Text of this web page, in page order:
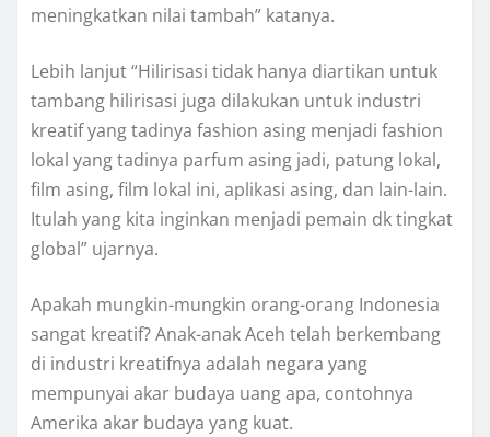
meningkatkan nilai tambah” katanya.
Lebih lanjut “Hilirisasi tidak hanya diartikan untuk
tambang hilirisasi juga dilakukan untuk industri
kreatif yang tadinya fashion asing menjadi fashion
lokal yang tadinya parfum asing jadi, patung lokal,
film asing, film lokal ini, aplikasi asing, dan lain-lain.
Itulah yang kita inginkan menjadi pemain dk tingkat
global” ujarnya.
Apakah mungkin-mungkin orang-orang Indonesia
sangat kreatif? Anak-anak Aceh telah berkembang
di industri kreatifnya adalah negara yang
mempunyai akar budaya uang apa, contohnya
Amerika akar budaya yang kuat.